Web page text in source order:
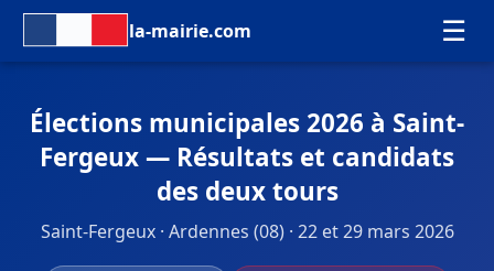
la-mairie.com ☰
Élections municipales 2026 à Saint-
Fergeux — Résultats et candidats
des deux tours
Saint-Fergeux · Ardennes (08) · 22 et 29 mars 2026